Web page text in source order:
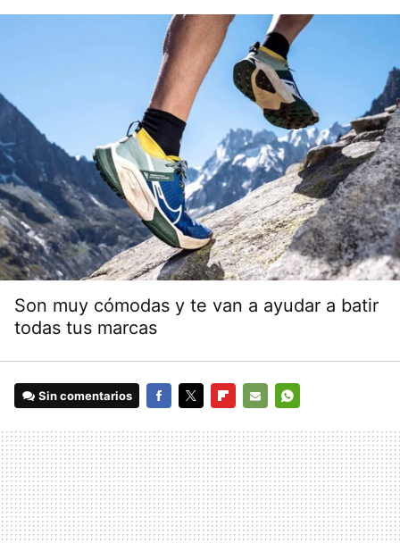
Son muy cómodas y te van a ayudar a batir
todas tus marcas
Sin comentarios
MAIL